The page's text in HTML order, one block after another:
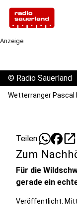
Anzeige
© Radio Sauerland
Wetterranger Pascal
Teilen: open_in_new
Zum
Für die
gerade ein
Veröffentlicht: